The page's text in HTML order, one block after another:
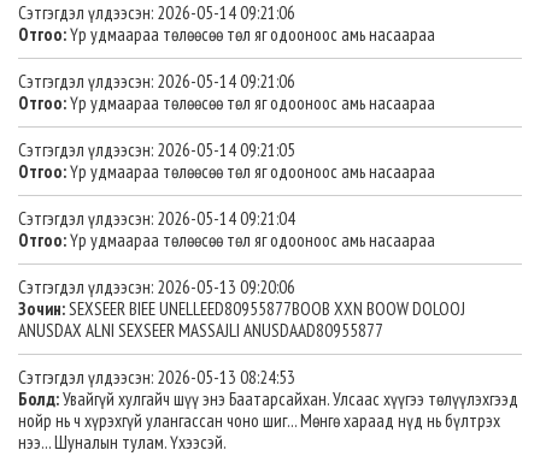
Сэтгэгдэл үлдээсэн: 2026-05-14 09:21:06
Отгоо:Үр удмаараа төлөөсөө төл яг одооноос амь насаараа
Сэтгэгдэл үлдээсэн: 2026-05-14 09:21:06
Отгоо:Үр удмаараа төлөөсөө төл яг одооноос амь насаараа
Сэтгэгдэл үлдээсэн: 2026-05-14 09:21:05
Отгоо:Үр удмаараа төлөөсөө төл яг одооноос амь насаараа
Сэтгэгдэл үлдээсэн: 2026-05-14 09:21:04
Отгоо:Үр удмаараа төлөөсөө төл яг одооноос амь насаараа
Сэтгэгдэл үлдээсэн: 2026-05-13 09:20:06
Зочин:SEXSEER BIEE UNELLEED80955877BOOB XXN BOOW DOLOOJ
ANUSDAX ALNI SEXSEER MASSAJLI ANUSDAAD80955877
Сэтгэгдэл үлдээсэн: 2026-05-13 08:24:53
Болд:Увайгүй хулгайч шүү энэ Баатарсайхан. Улсаас хүүгээ төлүүлэхгээд
нойр нь ч хүрэхгүй улангассан чоно шиг... Мөнгө хараад нүд нь бүлтрэх
нээ... Шуналын тулам. Үхээсэй.